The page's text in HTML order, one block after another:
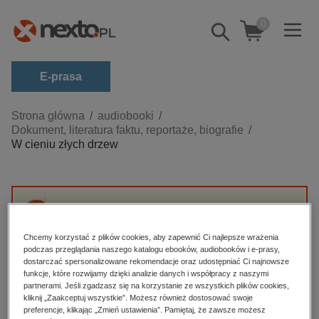
Pokaż/schowaj
wyszukiwarkę
0
E-prasa
Kategorie
Zobacz wszystkie E-prasa
biznesowe, branżowe, gospodarka
dzienniki
edukacja
hobby, sport, rozrywka
komputery, internet, technologie, informatyka
Strona główna
audiobooki
Dokument, literatura faktu, reportaże, biografie
W cieniu złych drzew
drzew” nie jest dostępny.
High-contrast mode
Polecane
Chcemy korzystać z plików cookies, aby zapewnić Ci najlepsze wrażenia
podczas przeglądania naszego katalogu ebooków, audiobooków i e-prasy,
dostarczać spersonalizowane rekomendacje oraz udostępniać Ci najnowsze
funkcje, które rozwijamy dzięki analizie danych i współpracy z naszymi
partnerami. Jeśli zgadzasz się na korzystanie ze wszystkich plików cookies,
kliknij „Zaakceptuj wszystkie”. Możesz również dostosować swoje
preferencje, klikając „Zmień ustawienia”. Pamiętaj, że zawsze możesz